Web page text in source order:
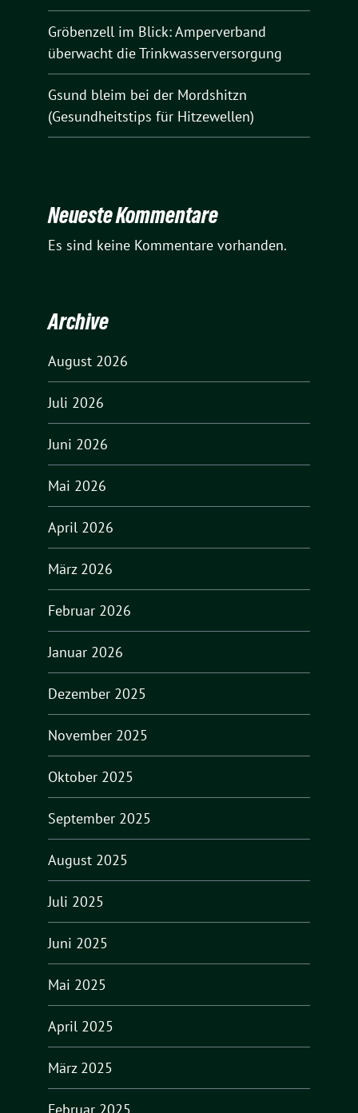
Gröbenzell im Blick: Amperverband
überwacht die Trinkwasserversorgung
Gsund bleim bei der Mordshitzn
(Gesundheitstips für Hitzewellen)
Neueste Kommentare
Es sind keine Kommentare vorhanden.
Archive
August 2026
Juli 2026
Juni 2026
Mai 2026
April 2026
März 2026
Februar 2026
Januar 2026
Dezember 2025
November 2025
Oktober 2025
September 2025
August 2025
Juli 2025
Juni 2025
Mai 2025
April 2025
März 2025
Februar 2025